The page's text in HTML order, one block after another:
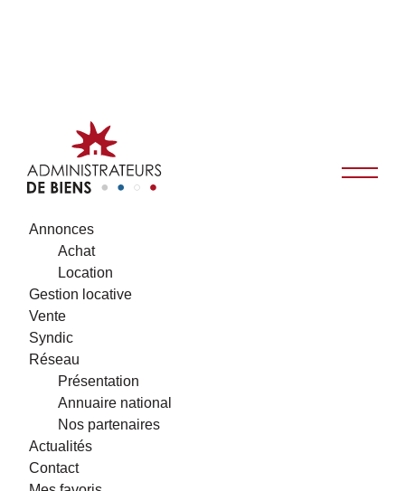
Annonces
Achat
Location
Gestion locative
Vente
Syndic
Réseau
Présentation
Annuaire national
Nos partenaires
Actualités
Contact